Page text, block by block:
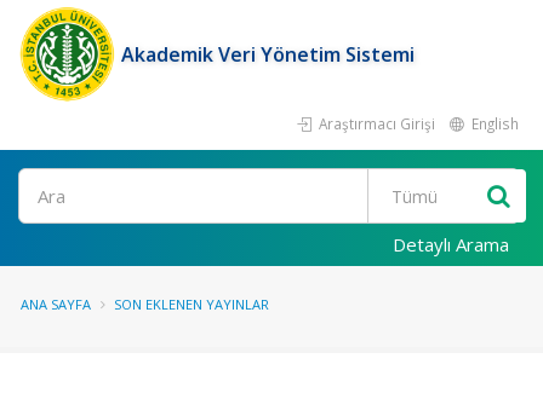
Akademik Veri Yönetim Sistemi
Araştırmacı Girişi English
Ara
Detaylı Arama
ANA SAYFA SON EKLENEN YAYINLAR